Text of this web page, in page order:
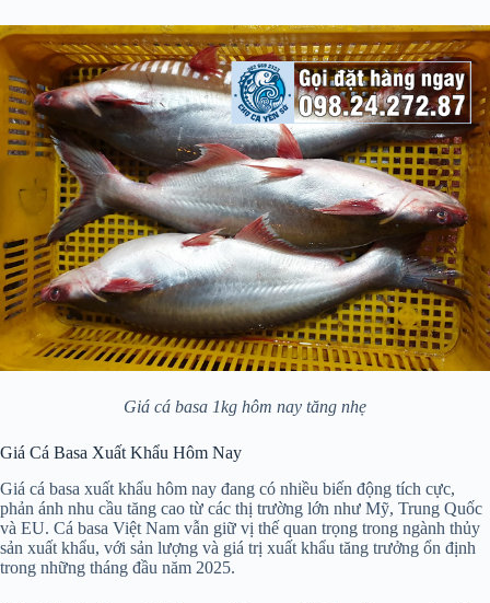
Giá cá basa 1kg hôm nay tăng nhẹ
Giá Cá Basa Xuất Khẩu Hôm Nay
Giá cá basa xuất khẩu hôm nay đang có nhiều biến động tích cực,
phản ánh nhu cầu tăng cao từ các thị trường lớn như Mỹ, Trung Quốc
và EU. Cá basa Việt Nam vẫn giữ vị thế quan trọng trong ngành thủy
sản xuất khẩu, với sản lượng và giá trị xuất khẩu tăng trưởng ổn định
trong những tháng đầu năm 2025.